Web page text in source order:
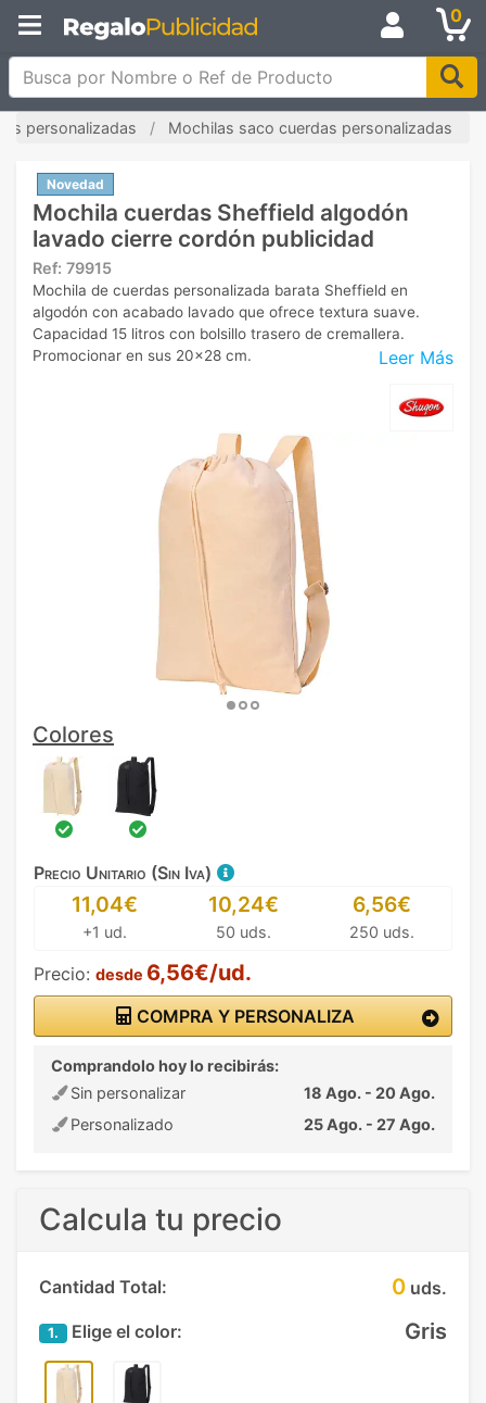
0
Busca por Nombre o Ref de Producto
personalizadas Mochilas saco cuerdas personalizadas
Novedad
Mochila cuerdas Sheffield algodón
lavado cierre cordón publicidad
Ref: 79915
Leer Más
Mochila de cuerdas personalizada barata Sheffield en
algodón con acabado lavado que ofrece textura suave.
Capacidad 15 litros con bolsillo trasero de cremallera.
Promocionar en sus 20x28 cm.
Colores
Precio Unitario (Sin Iva)
11,04€
+1 ud.
10,24€
50 uds.
6,56€
250 uds.
Precio: desde 6,56€/ud.
COMPRA Y PERSONALIZA
Comprandolo hoy lo recibirás:
Sin personalizar
18 Ago. - 20 Ago.
Personalizado
25 Ago. - 27 Ago.
Calcula tu precio
Cantidad Total: 0 uds.
1. Elige el color: Gris